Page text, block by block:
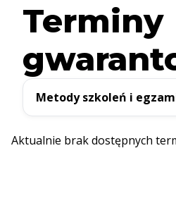
Terminy
Metody szkoleń i
Aktualnie brak dostępnych